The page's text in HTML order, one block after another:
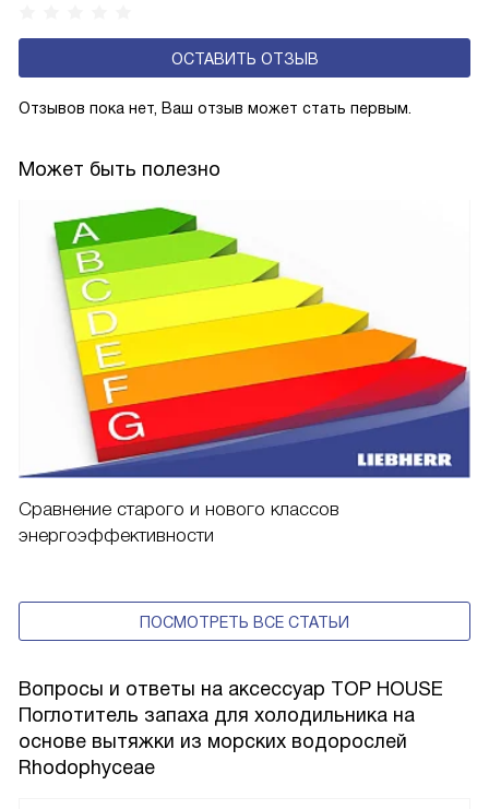
Может быть полезно
Сравнение старого и нового классов
энергоэффективности
ПОСМОТРЕТЬ ВСЕ СТАТЬИ
ОСТАВИТЬ ОТЗЫВ
Отзывов пока нет, Ваш отзыв может стать первым.
Вопросы и ответы на аксессуар TOP HOUSE
Поглотитель запаха для холодильника на
основе вытяжки из морских водорослей
Rhodophyceae